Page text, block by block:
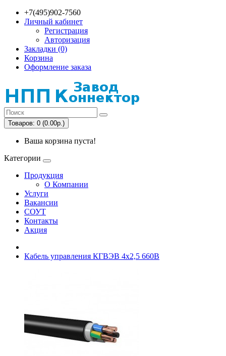
+7(495)902-7560
Личный кабинет
Регистрация
Авторизация
Закладки (0)
Корзина
Оформление заказа
Товаров: 0 (0.00р.)
Ваша корзина пуста!
Категории
Продукция
О Компании
Услуги
Вакансии
СОУТ
Контакты
Акция
Кабель управления КГВЭВ 4х2,5 660В